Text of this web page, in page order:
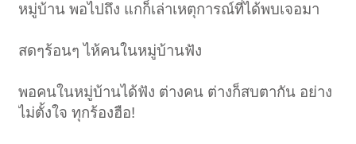
หมู่บ้าน พอไปถึง แกก็เล่าเหตุการณ์ที่ได้พบเจอมา
สดๆร้อนๆ ไห้คนในหมู่บ้านฟัง
พอคนในหมู่บ้านได้ฟัง ต่างคน ต่างก็สบตากัน อย่าง
ไม่ตั้งใจ ทุกร้องฮือ!